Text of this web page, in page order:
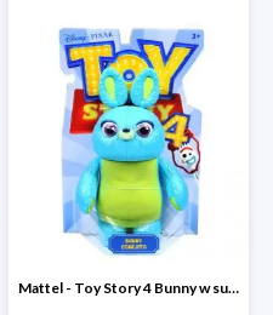
Mattel - Toy Story 4 Bunny w super cenoe